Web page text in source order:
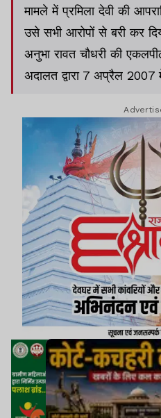
मामले में प्रमिला देवी की
उसे सभी आरोपों से बरी कर
अनुभा रावत चौधरी की
अदालत द्वारा 7 अप्रैल 2007